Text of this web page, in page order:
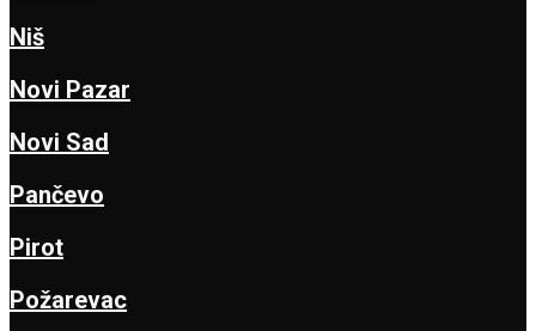
Niš
Novi Pazar
Novi Sad
Pančevo
Pirot
Požarevac